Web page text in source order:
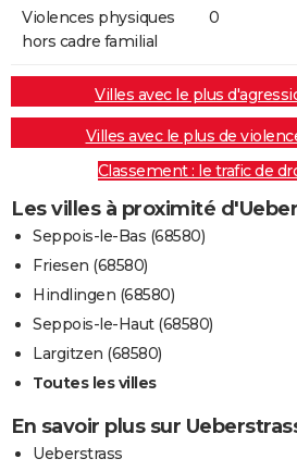
Violences physiques
hors cadre familial
0
Villes avec le plus
Villes avec le plus de
Classement : le trafic de
Les villes à proximité
Seppois-le-Bas (68580)
Friesen (68580)
Hindlingen (68580)
Seppois-le-Haut (68580)
Largitzen (68580)
Toutes les villes
En savoir plus sur
Ueberstrass